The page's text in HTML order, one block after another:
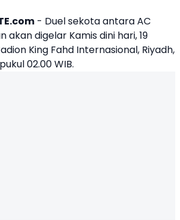
- Duel sekota antaraAC
akan digelar Kamis dini hari, 19
King Fahd Internasional, Riyadh,
02.00 WIB.